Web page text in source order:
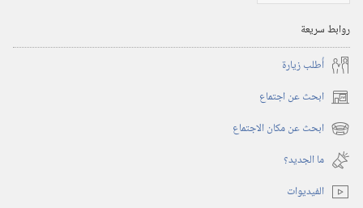
روابط سريعة
أُطلب زيارة
ابحث عن اجتماع (يفتح
نافذة ابحث عن مكان الاجتماع (يفتح
نافذة
جديدة)
ما الجديد؟‏
الفيديوات